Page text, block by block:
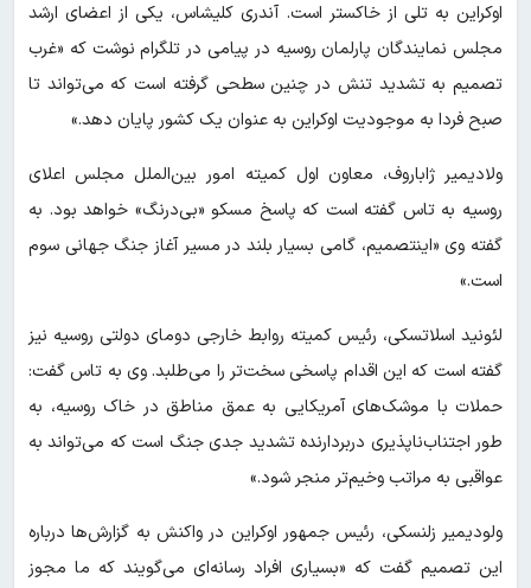
اوکراین به تلی از خاکستر است. آندری کلیشاس، یکی از اعضای ارشد
مجلس نمایندگان پارلمان روسیه در پیامی در تلگرام نوشت که «غرب
تصمیم به تشدید تنش در چنین سطحی گرفته است که می‌تواند تا
صبح فردا به موجودیت اوکراین به عنوان یک کشور پایان دهد.»
ولادیمیر ژاباروف، معاون اول کمیته امور بین‌الملل مجلس اعلای
روسیه به تاس گفته است که پاسخ مسکو «بی‌درنگ» خواهد بود. به
گفته وی «اینتصمیم، گامی بسیار بلند در مسیر آغاز جنگ جهانی سوم
است.»
لئونید اسلاتسکی، رئیس کمیته روابط خارجی دومای دولتی روسیه نیز
گفته است که این اقدام پاسخی سخت‌تر را می‌طلبد. وی به تاس گفت:
حملات با موشک‌های آمریکایی به عمق مناطق در خاک روسیه، به
طور اجتناب‌ناپذیری دربردارنده تشدید جدی جنگ است که می‌تواند به
عواقبی به مراتب وخیم‌تر منجر شود.»
ولودیمیر زلنسکی، رئیس جمهور اوکراین در واکنش به گزارش‌ها درباره
این تصمیم گفت که «بسیاری افراد رسانه‌ای می‌گویند که ما مجوز